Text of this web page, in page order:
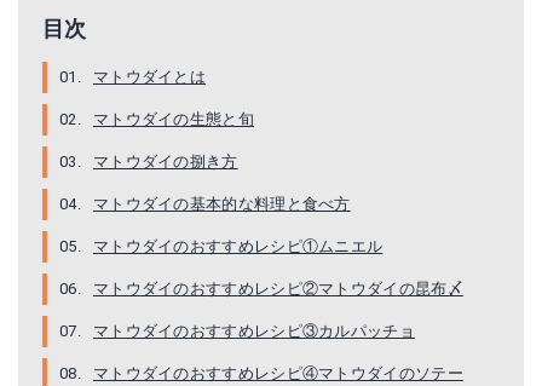
目次
マトウダイとは
マトウダイの生態と旬
マトウダイの捌き方
マトウダイの基本的な料理と食べ方
マトウダイのおすすめレシピ①ムニエル
マトウダイのおすすめレシピ②マトウダイの昆布〆
マトウダイのおすすめレシピ③カルパッチョ
マトウダイのおすすめレシピ④マトウダイのソテー